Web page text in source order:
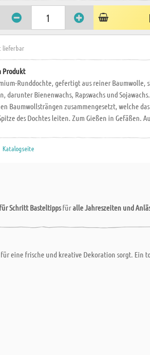
lieferbar
Produkt
Runddochte, gefertigt aus reiner
darunter Bienenwachs, Rapswachs und
Baumwollsträngen zusammengesetzt, welche
des Dochtes leiten. Zum Gießen in Gefäßen.
Katalogseite
Schritt Basteltippsfüralle Jahreszeiten und
eine frische und kreative Dekoration sorgt. Ein